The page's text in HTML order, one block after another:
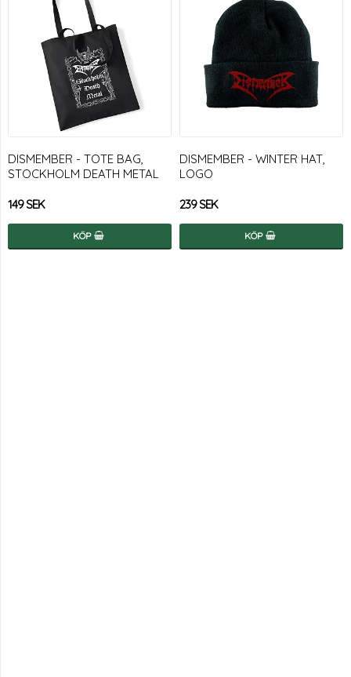
DISMEMBER - TOTE BAG,
STOCKHOLM DEATH METAL
149 SEK
KÖP
DISMEMBER - WINTER HAT,
LOGO
239 SEK
KÖP